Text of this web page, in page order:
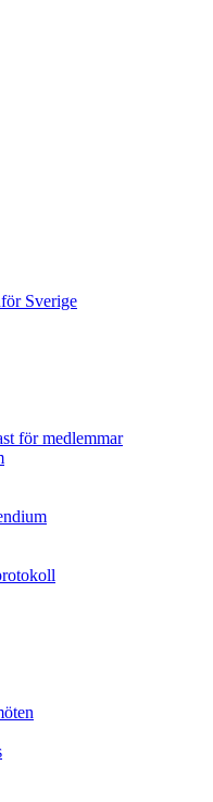
Sverige
för medlemmar